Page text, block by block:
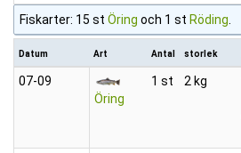
Fiskarter: 15 st Öring och 1 st Röding
Datum Art Antal storlek
07‑09
Öring
1 st 2 kg